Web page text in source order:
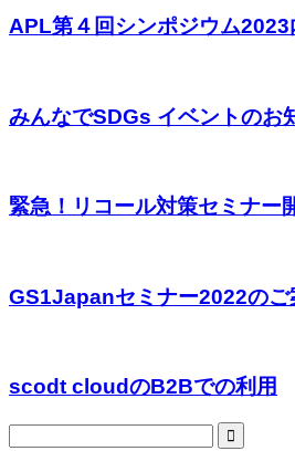
APL第４回シンポジウム2023
みんなでSDGs イベントのお
緊急！リコール対策セミナー
GS1Japanセミナー2022のご
scodt cloudのB2Bでの利用